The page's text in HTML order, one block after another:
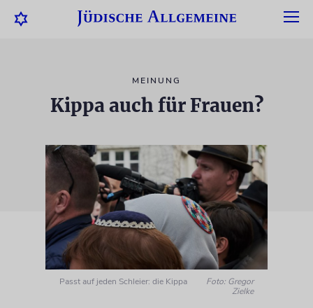
MEINUNG
Kippa auch für Frauen?
Passt auf jeden Schleier: die Kippa
Foto: Gregor
Zielke